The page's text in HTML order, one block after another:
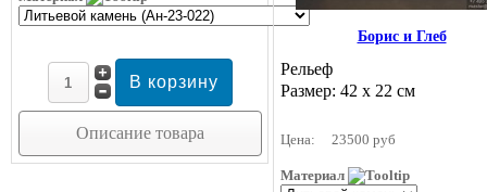
Описание товара
Борис и Глеб
Рельеф
Размер: 42 х 22 см
Цена: 23500 руб
Материал